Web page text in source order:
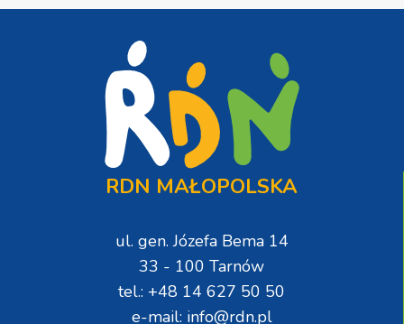
RDN MAŁOPOLSKA
ul. gen. Józefa Bema 14
33 - 100 Tarnów
tel.: +48 14 627 50 50
e-mail: info@rdn.pl